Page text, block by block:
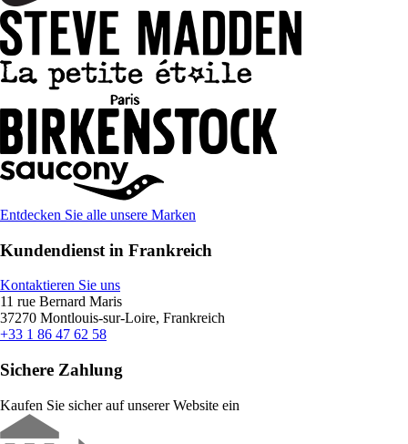
Entdecken Sie alle unsere Marken
Kundendienst in Frankreich
Kontaktieren Sie uns
11 rue Bernard Maris
37270 Montlouis-sur-Loire, Frankreich
+33 1 86 47 62 58
Sichere Zahlung
Kaufen Sie sicher auf unserer Website ein